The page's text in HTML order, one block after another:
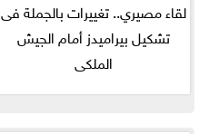
لقاء مصيري.. تغييرات بالجملة فى
تشكيل بيراميدز أمام الجيش
الملكى